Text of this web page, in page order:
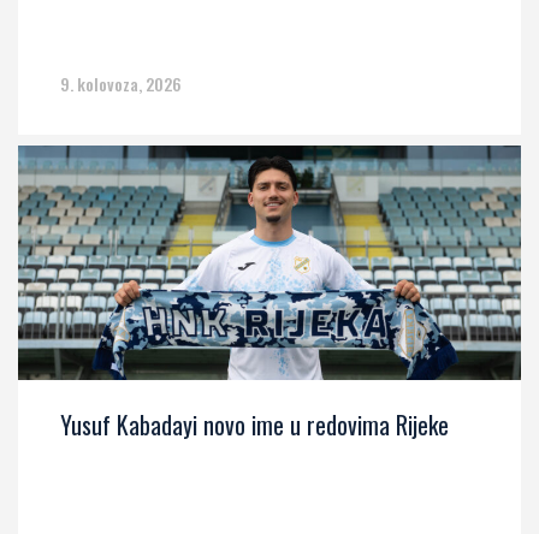
9. kolovoza, 2026
Yusuf Kabadayi novo ime u redovima Rijeke